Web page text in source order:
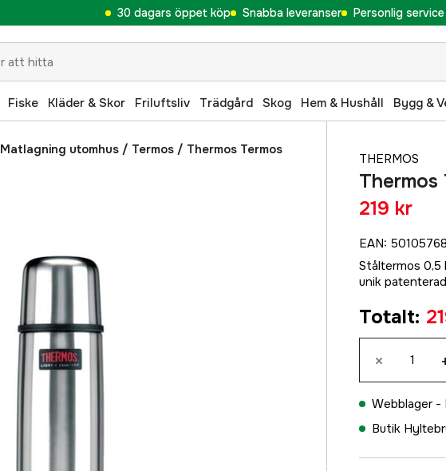
30 dagars öppet köp Snabba leveranser Personlig service
Fiske Kläder & Skor Friluftsliv Trädgård Skog Hem & Hushåll Bygg &
Matlagning utomhus / Termos / Thermos Termos
THERMOS
219 kr
EAN:
Ståltermos 0,5
unik
Totalt:
×
Webblager -
Butik